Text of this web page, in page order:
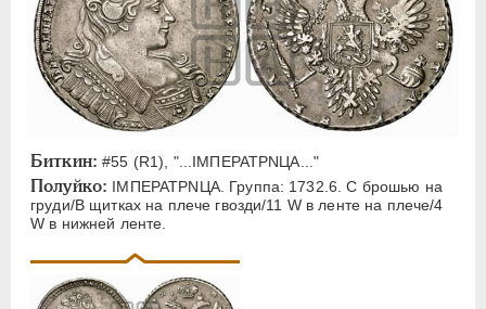
Биткин: #55 (R1), "...IМПЕРАТРNЦА..."
Полуйко: IМПЕРАТРNЦА. Группа: 1732.6. С брошью на
груди/В щитках на плече гвозди/11 W в ленте на плече/4
W в нижней ленте.
ЕЛИЗАВЕТА 1741-1762
ПЕТР III 1762-1762
ЕКАТЕРИНА II 1762-1796
ПАВЕЛ I 1796-1801
АЛЕКСАНДР I 1801-1825
НИКОЛАЙ I 1826-1855
АЛЕКСАНДР II 1855-1881
АЛЕКСАНДР III 1881-1894
НИКОЛАЙ II 1894-1917
ВРЕМЕННОЕ ПРАВ. 1917-1918